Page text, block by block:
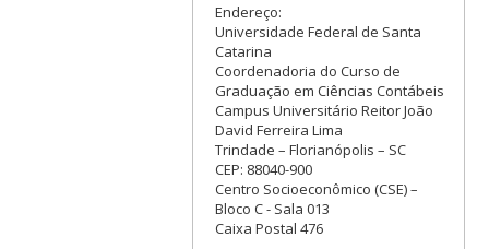
Endereço:
Universidade Federal de Santa
Catarina
Coordenadoria do Curso de
Graduação em Ciências Contábeis
Campus Universitário Reitor João
David Ferreira Lima
Trindade – Florianópolis – SC
CEP: 88040-900
Centro Socioeconômico (CSE) –
Bloco C - Sala 013
Caixa Postal 476